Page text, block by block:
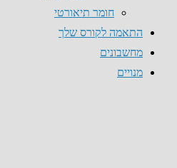
חומר תיאורטי
התאמה לקורס שלך
מחשבונים
מנויים